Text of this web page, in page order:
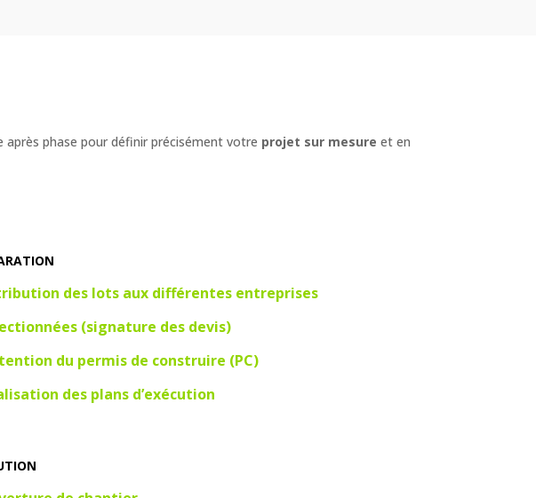
phase pour définir précisément votre projet sur mesureet en
des lots aux différentes entreprises
(signature des devis)
du permis de construire (PC)
des plans d’exécution